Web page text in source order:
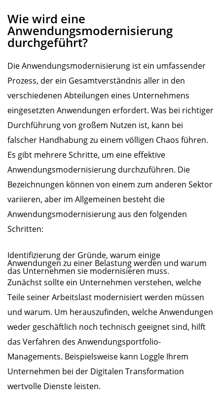
Wie wird eine
Anwendungsmodernisierung
durchgeführt?
Die Anwendungsmodernisierung ist ein umfassender
Prozess, der ein Gesamtverständnis aller in den
verschiedenen Abteilungen eines Unternehmens
eingesetzten Anwendungen erfordert. Was bei richtiger
Durchführung von großem Nutzen ist, kann bei
falscher Handhabung zu einem völligen Chaos führen.
Es gibt mehrere Schritte, um eine effektive
Anwendungsmodernisierung durchzuführen. Die
Bezeichnungen können von einem zum anderen Sektor
variieren, aber im Allgemeinen besteht die
Anwendungsmodernisierung aus den folgenden
Schritten:
Identifizierung der Gründe, warum einige
Anwendungen zu einer Belastung werden und warum
das Unternehmen sie modernisieren muss.
Zunächst sollte ein Unternehmen verstehen, welche
Teile seiner Arbeitslast modernisiert werden müssen
und warum. Um herauszufinden, welche Anwendungen
weder geschäftlich noch technisch geeignet sind, hilft
das Verfahren des Anwendungsportfolio-
Managements. Beispielsweise kann Loggle Ihrem
Unternehmen bei der Digitalen Transformation
wertvolle Dienste leisten.